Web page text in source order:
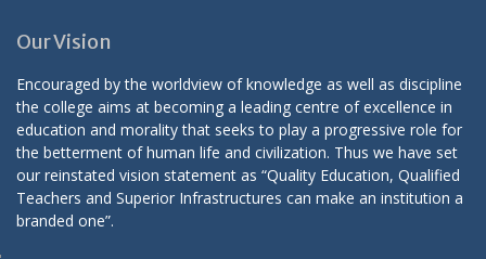
Our Vision
Encouraged by the worldview of knowledge as well as discipline
the college aims at becoming a leading centre of excellence in
education and morality that seeks to play a progressive role for
the betterment of human life and civilization. Thus we have set
our reinstated vision statement as “Quality Education, Qualified
Teachers and Superior Infrastructures can make an institution a
branded one”.